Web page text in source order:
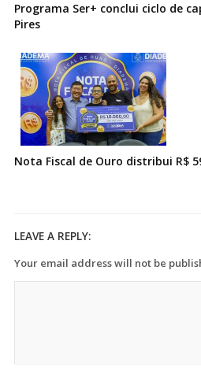
Programa Ser+ conclui ciclo de
Pires
Nota Fiscal de Ouro distribui R$
LEAVE A REPLY:
Your email address will not be